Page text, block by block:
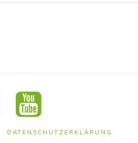
DATENSCHUTZERKLÄRUNG